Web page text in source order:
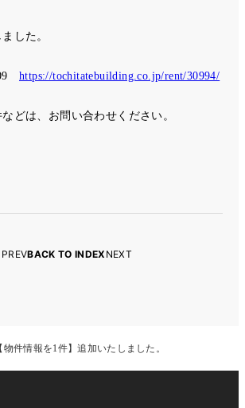
した。
09https://tochitatebuilding.co.jp/rent/30994/
どは、お問い合わせください。
PREVBACK TO INDEX NEXT
【物件情報を1件】追加いたしました。